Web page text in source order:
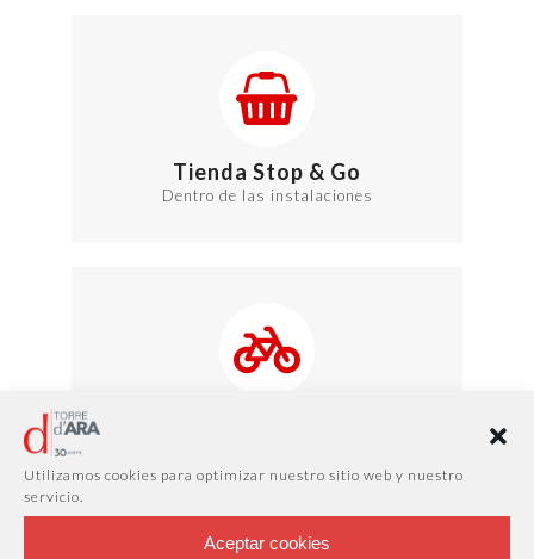
Utilizamos cookies para optimizar nuestro sitio web y nuestro
servicio.
Aceptar cookies
Tienda Stop & Go
Dentro de las instalaciones